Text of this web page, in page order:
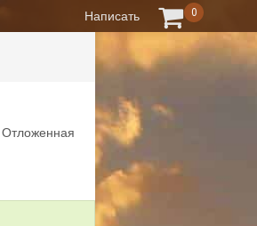
Написать 0